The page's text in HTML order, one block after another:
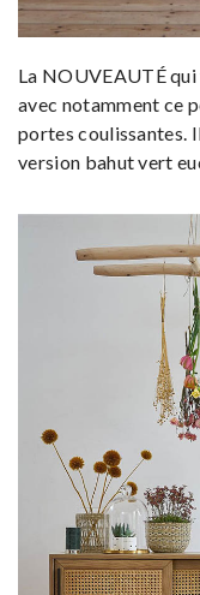
La NOUVEAUTÉ
avec notamment ce
portes coulissantes.
version bahut vert